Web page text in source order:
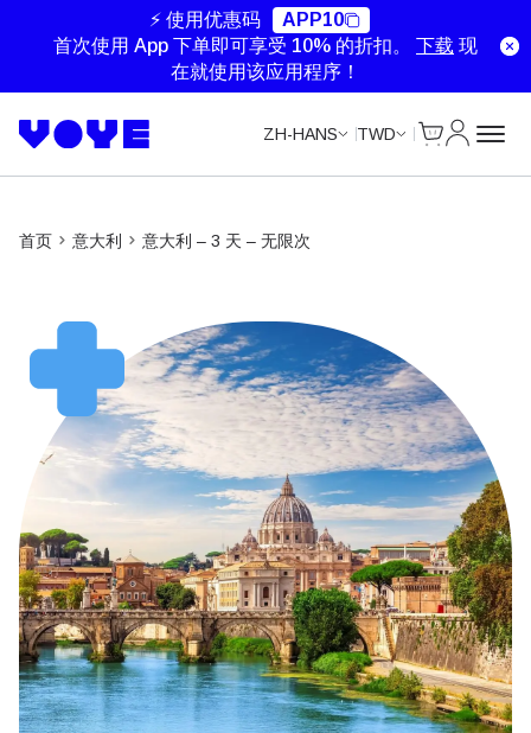
⚡ 使用优惠码
APP10
首次使用 App 下单即可享受 10% 的折扣。 下载 现
在就使用该应用程序！
ZH-HANS TWD
首页 意大利 意大利 – 3 天 – 无限次